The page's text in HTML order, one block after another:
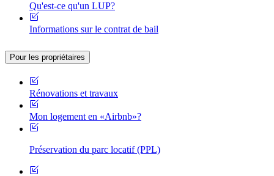
Qu'est-ce qu'un LUP?
Informations sur le contrat de bail
Pour les propriétaires
Rénovations et travaux
Mon logement en «Airbnb»?
Préservation du parc locatif (PPL)